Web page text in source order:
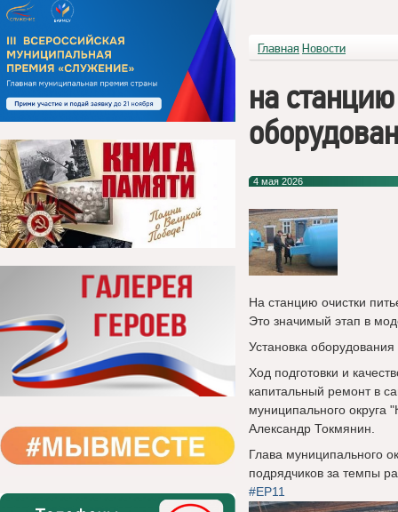
Главная Новости
на
4 мая 2026
На станцию очистки
Это значимый этап в
Установка
Ход подготовки и
капитальный ремонт в
муниципального округа
Александр Токмянин.
Глава муниципального
подрядчиков за темпы
#ЕР11